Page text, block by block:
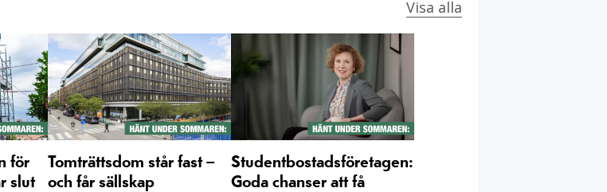
Visa alla
för
slut
Tomträttsdom står fast –
och får sällskap
Studentbostadsföretagen:
Goda chanser att få